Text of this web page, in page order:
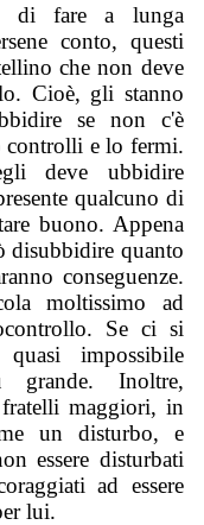
di fare a lunga
conto, questi
che non deve
Cioè, gli stanno
se non c'è
controlli e lo fermi.
deve ubbidire
qualcuno di
buono. Appena
disubbidire quanto
conseguenze.
moltissimo ad
Se ci si
impossibile
grande. Inoltre,
maggiori, in
un disturbo, e
essere disturbati
ad essere
lui.